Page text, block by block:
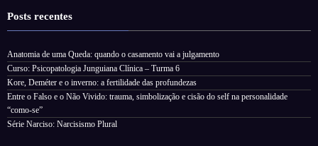
Posts recentes
Anatomia de uma Queda: quando o casamento vai a julgamento
Curso: Psicopatologia Junguiana Clínica – Turma 6
Kore, Deméter e o inverno: a fertilidade das profundezas
Entre o Falso e o Não Vivido: trauma, simbolização e cisão do self na personalidade
“como-se”
Série Narciso: Narcisismo Plural